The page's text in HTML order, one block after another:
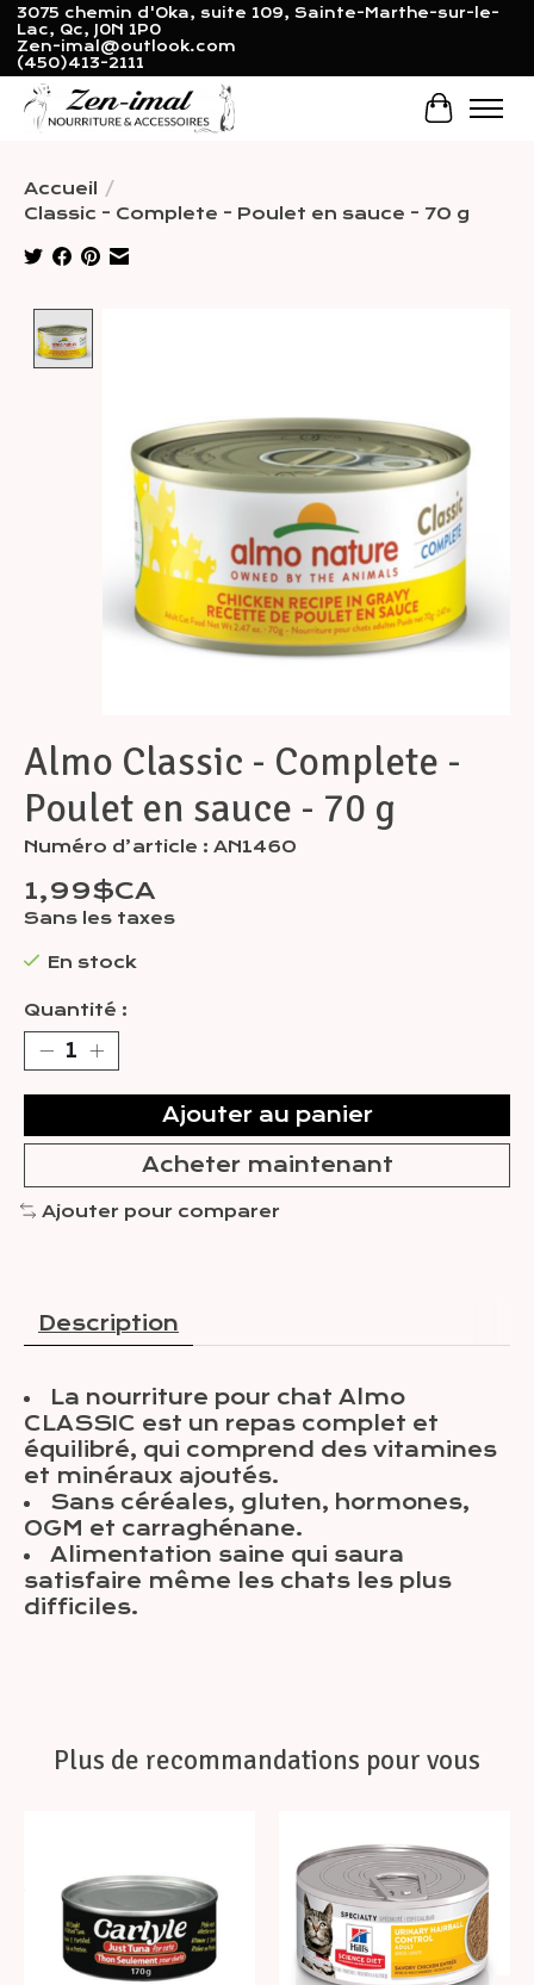
3075 chemin d'Oka, suite 109, Sainte-Marthe-sur-le-
Lac, Qc, J0N 1P0
Zen-imal@outlook.com
(450)413-2111
Panier
Accueil /
Classic - Complete - Poulet en sauce - 70 g
Almo Classic - Complete -
Poulet en sauce - 70 g
Numéro d’article : AN1460
1,99$CA
Sans les taxes
En stock
Quantité :
Ajouter au panier
Acheter maintenant
Ajouter pour comparer
Description
La nourriture pour chat Almo
CLASSIC est un repas complet et
équilibré, qui comprend des vitamines
et minéraux ajoutés.
Sans céréales, gluten, hormones,
OGM et carraghénane.
Alimentation saine qui saura
satisfaire même les chats les plus
difficiles.
Plus de recommandations pour vous